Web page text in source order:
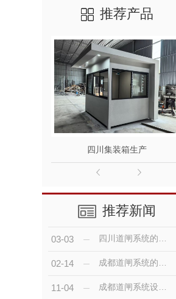
推荐产品
四川集装箱生产
推荐新闻
03-03
02-14
11-04